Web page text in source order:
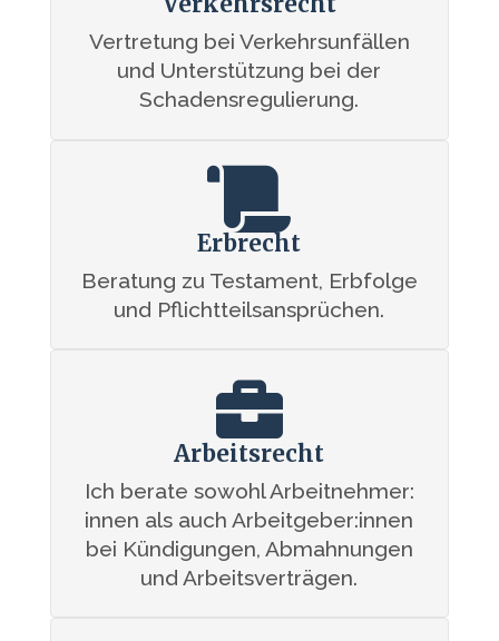
Vertretung bei Verkehrsunfällen
und Unterstützung bei der
Schadensregulierung.

Erbrecht
Beratung zu Testament, Erbfolge
und Pflichtteilsansprüchen.

Arbeitsrecht
Ich berate sowohl Arbeitnehmer:
innen als auch Arbeitgeber:innen
bei Kündigungen, Abmahnungen
und Arbeitsverträgen.